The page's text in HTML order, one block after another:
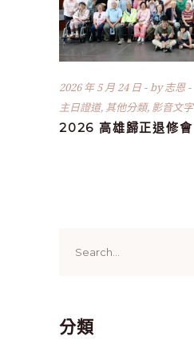
2026 年 5 月 24 日 by志恩
主日證道, 其他分類, 影音文字
2026 高雄歸正退修會
for:
分類